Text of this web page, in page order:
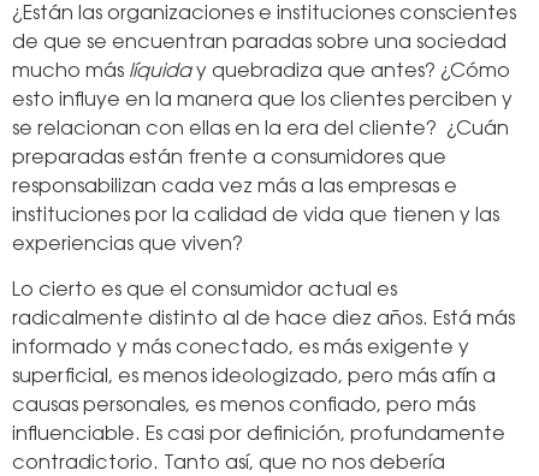
¿Están las organizaciones e instituciones conscientes
de que se encuentran paradas sobre una sociedad
mucho más líquiday quebradiza que antes? ¿Cómo
esto influye en la manera que los clientes perciben y
se relacionan con ellas en la era del cliente? ¿Cuán
preparadas están frente a consumidores que
responsabilizan cada vez más a las empresas e
instituciones por la calidad de vida que tienen y las
experiencias que viven?
Lo cierto es que el consumidor actual es
radicalmente distinto al de hace diez años. Está más
informado y más conectado, es más exigente y
superficial, es menos ideologizado, pero más afín a
causas personales, es menos confiado, pero más
influenciable. Es casi por definición, profundamente
contradictorio. Tanto así, que no nos debería